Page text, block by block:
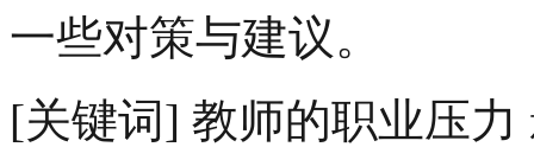
一些对策与建议。
[关键词] 教师的职业压